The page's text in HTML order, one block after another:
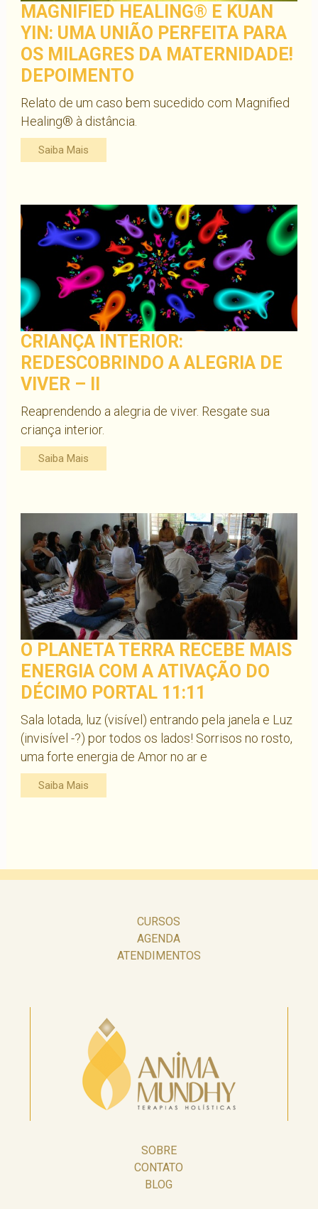
MAGNIFIED HEALING® E KUAN
YIN: UMA UNIÃO PERFEITA PARA
OS MILAGRES DA MATERNIDADE!
DEPOIMENTO
Relato de um caso bem sucedido com Magnified
Healing® à distância.
Saiba Mais
CRIANÇA INTERIOR:
REDESCOBRINDO A ALEGRIA DE
VIVER – II
Reaprendendo a alegria de viver. Resgate sua
criança interior.
Saiba Mais
O PLANETA TERRA RECEBE MAIS
ENERGIA COM A ATIVAÇÃO DO
DÉCIMO PORTAL 11:11
Sala lotada, luz (visível) entrando pela janela e Luz
(invisível -?) por todos os lados! Sorrisos no rosto,
uma forte energia de Amor no ar e
Saiba Mais
CURSOS
AGENDA
ATENDIMENTOS
SOBRE
CONTATO
BLOG